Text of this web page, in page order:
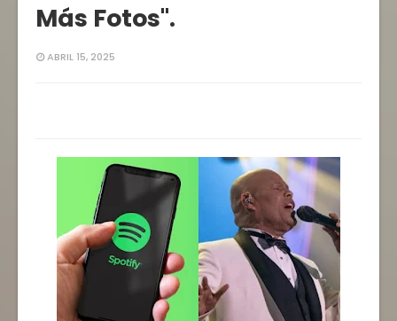
Más Fotos".
ABRIL 15, 2025